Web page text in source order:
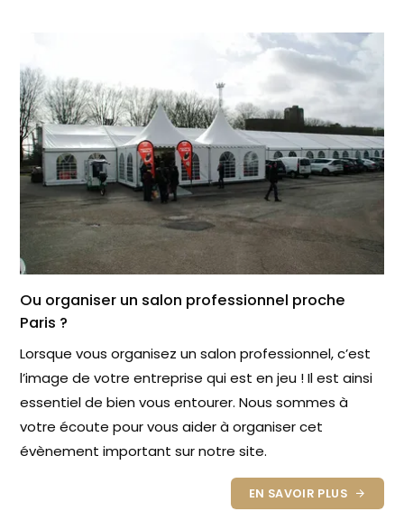
Ou organiser un salon professionnel proche
Paris ?
Lorsque vous organisez un salon professionnel, c’est
l’image de votre entreprise qui est en jeu ! Il est ainsi
essentiel de bien vous entourer. Nous sommes à
votre écoute pour vous aider à organiser cet
évènement important sur notre site.
EN SAVOIR PLUS